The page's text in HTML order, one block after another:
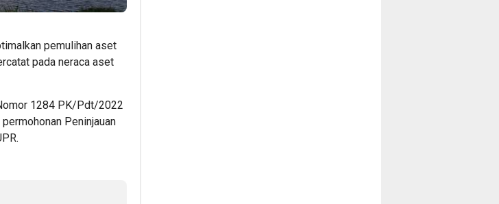
pemulihan aset
pada neraca aset
1284 PK/Pdt/2022
Peninjauan